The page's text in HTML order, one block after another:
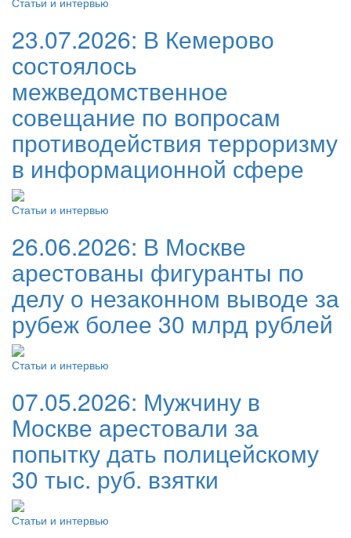
23.07.2026: В Кемерово
состоялось
межведомственное
совещание по вопросам
противодействия терроризму
в информационной сфере
Статьи и интервью
26.06.2026: В Москве
арестованы фигуранты по
делу о незаконном выводе за
рубеж более 30 млрд рублей
Статьи и интервью
07.05.2026: Мужчину в
Москве арестовали за
попытку дать полицейскому
30 тыс. руб. взятки
Статьи и интервью